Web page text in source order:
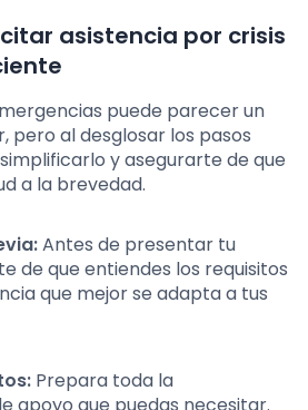
asistencia por crisis
puede parecer un
pero al desglosar los pasos
y asegurarte de que
a la brevedad.
Antes de presentar tu
de que entiendes los requisitos
que mejor se adapta a tus
Prepara toda la
apoyo que puedas necesitar.